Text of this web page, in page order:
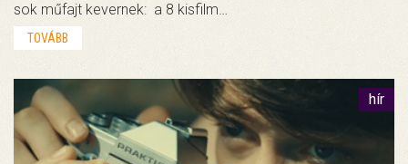
sok műfajt kevernek: a 8 kisfilm…
TOVÁBB
hír